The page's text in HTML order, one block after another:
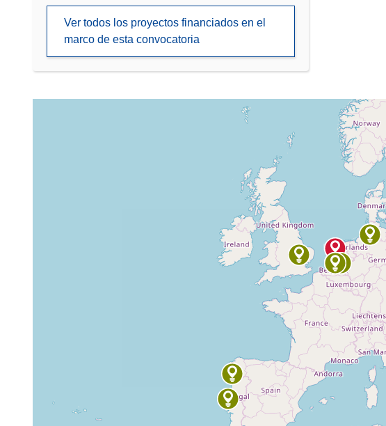
Ver todos los proyectos financiados en el
marco de esta convocatoria